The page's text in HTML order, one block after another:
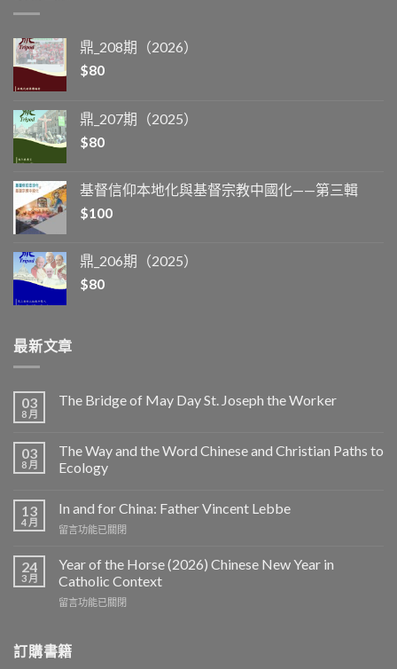
鼎_208期（2026）
$80
鼎_207期（2025）
$80
基督信仰本地化與基督宗教中國化——第三輯
$100
鼎_206期（2025）
$80
最新文章
03
8 月
The Bridge of May Day St. Joseph the Worker
03
8 月
The Way and the Word Chinese and Christian Paths to
Ecology
13
4 月
In and for China: Father Vincent Lebbe
在
and
China:
Father
中
留言功能已關閉
24
3 月
Year of the Horse (2026) Chinese New Year in
Catholic Context
在
the
Horse
留言功能已關閉
訂購書籍